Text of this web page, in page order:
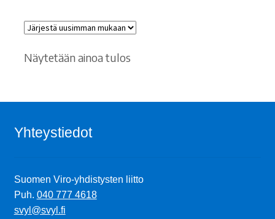
Näytetään ainoa tulos
Yhteystiedot
Suomen Viro-yhdistysten liitto
Puh. 040 777 4618
svyl@svyl.fi